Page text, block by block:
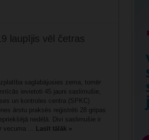
laupījis vēl četras
saglabājusies zema, tomēr
ievietoti 45 jauni saslimušie,
un kontroles centra (SPKC)
ārstu praksēs reģistrēti 28 gripas
nedēļā. Divi saslimušie ir
vecuma ...
Lasīt tālāk »